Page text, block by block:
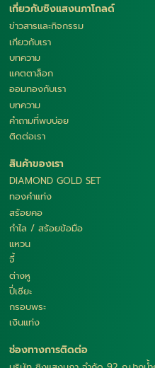
เกี่ยวกับซิงแสงนภาโกลด์
ข่าวสารและกิจกรรม
เกียวกับเรา
บทความ
แคตตาล็อก
ออมทองกับเรา
บทความ
คำถามที่พบบ่อย
ติดต่อเรา
สินค้าของเรา
DIAMOND GOLD SET
ทองคำแท่ง
สร้อยคอ
กำไล / สร้อยข้อมือ
แหวน
จี้
ต่างหู
ปี่เซียะ
กรอบพระ
เงินแท่ง
ช่องทางการติดต่อ